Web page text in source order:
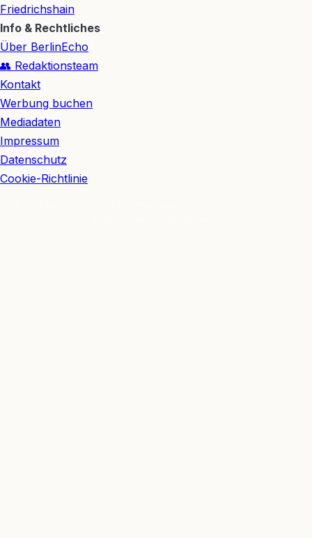
Friedrichshain
Info & Rechtliches
Über BerlinEcho
👥 Redaktionsteam
Kontakt
Werbung buchen
Mediadaten
Impressum
Datenschutz
Cookie-Richtlinie